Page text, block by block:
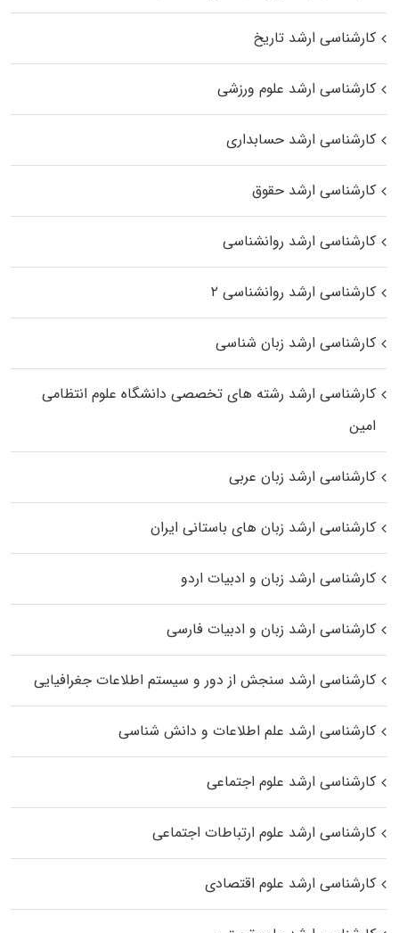
کارشناسی ارشد تاریخ
کارشناسی ارشد علوم ورزشی
کارشناسی ارشد حسابداری
کارشناسی ارشد حقوق
کارشناسی ارشد روانشناسی
کارشناسی ارشد روانشناسی ۲
کارشناسی ارشد زبان شناسی
کارشناسی ارشد رﺷﺘﻪ ﻫﺎی تخصصی داﻧﺸﮕﺎه ﻋﻠﻮم انتظامی
اﻣﻴﻦ
کارشناسی ارشد زبان عربی
کارشناسی ارشد زبان‌ های باستانی ایران
کارشناسی ارشد زبان و ادبیات اردو
کارشناسی ارشد زبان و ادبیات فارسی
کارشناسی ارشد سنجش از دور و سیستم اطلاعات جغرافیایی
کارشناسی ارشد علم اطلاعات و دانش شناسی
کارشناسی ارشد علوم اجتماعی
کارشناسی ارشد علوم ارتباطات اجتماعی
کارشناسی ارشد علوم اقتصادی